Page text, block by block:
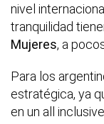
nivel
tranquilidad
Mujeres, a
Para los
estratégica, ya
en un all